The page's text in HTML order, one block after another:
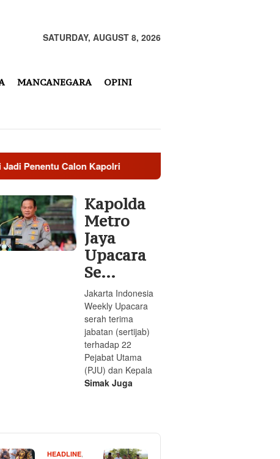
SATURDAY, AUGUST 8, 2026
MANCANEGARA OPINI
Calon Kapolri Kementerian ESDM Segera Terbitkan
Kapolda
Metro
Jaya
Upacara
Se…
Jakarta Indonesia
Weekly Upacara
serah terima
jabatan (sertijab)
terhadap 22
Pejabat Utama
(PJU) dan Kepala
Simak Juga
HEADLINE,